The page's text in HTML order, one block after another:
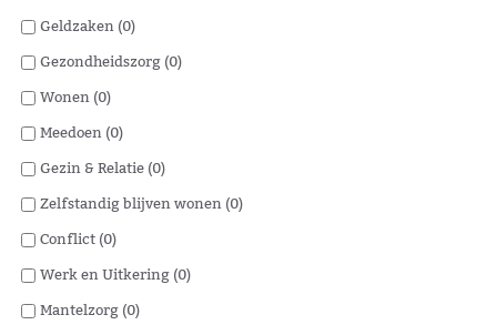
Geldzaken (0)
Gezondheidszorg (0)
Wonen (0)
Meedoen (0)
Gezin & Relatie (0)
Zelfstandig blijven wonen (0)
Conflict (0)
Werk en Uitkering (0)
Mantelzorg (0)